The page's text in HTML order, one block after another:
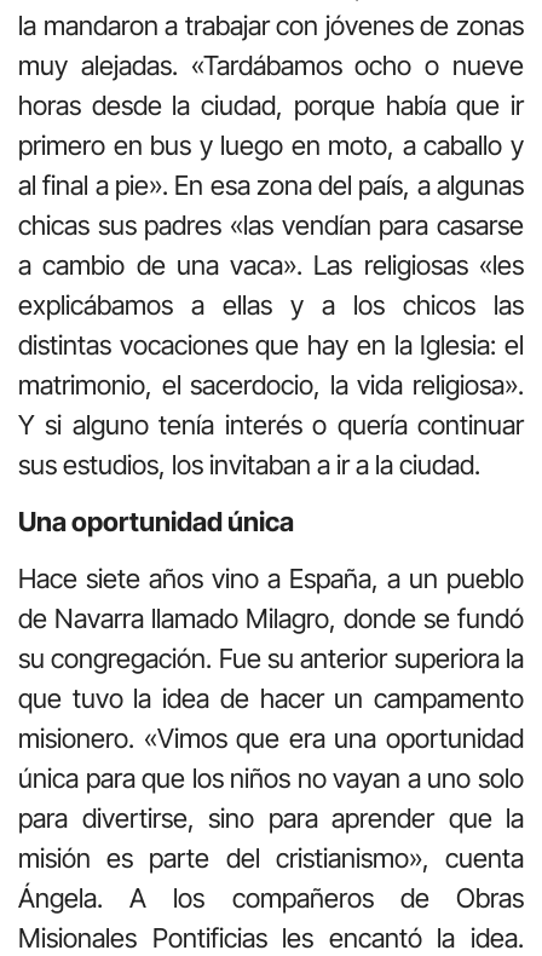
la mandaron a trabajar con jóvenes de zonas
muy alejadas. «Tardábamos ocho o nueve
horas desde la ciudad, porque había que ir
primero en bus y luego en moto, a caballo y
al final a pie». En esa zona del país, a algunas
chicas sus padres «las vendían para casarse
a cambio de una vaca». Las religiosas «les
explicábamos a ellas y a los chicos las
distintas vocaciones que hay en la Iglesia: el
matrimonio, el sacerdocio, la vida religiosa».
Y si alguno tenía interés o quería continuar
sus estudios, los invitaban a ir a la ciudad.
Una oportunidad única
Hace siete años vino a España, a un pueblo
de Navarra llamado Milagro, donde se fundó
su congregación. Fue su anterior superiora la
que tuvo la idea de hacer un campamento
misionero. «Vimos que era una oportunidad
única para que los niños no vayan a uno solo
para divertirse, sino para aprender que la
misión es parte del cristianismo», cuenta
Ángela. A los compañeros de Obras
Misionales Pontificias les encantó la idea.